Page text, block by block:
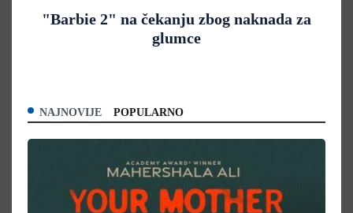
"Barbie 2" na čekanju zbog naknada za
glumce
NAJNOVIJE POPULARNO